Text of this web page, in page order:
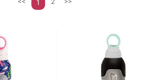
1